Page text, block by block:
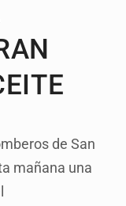
de San
mañana una